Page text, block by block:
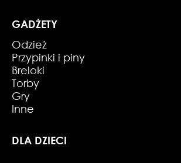
GADŻETY
Odzież
Przypinki i piny
Breloki
Torby
Gry
Inne
DLA DZIECI